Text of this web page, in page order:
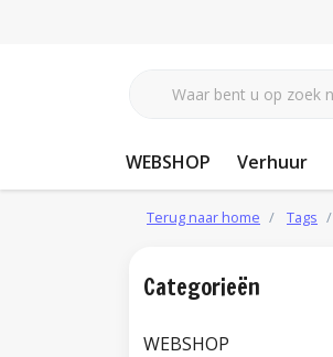
WEBSHOP Verhuur
Terug naar home Tags
Categorieën
WEBSHOP